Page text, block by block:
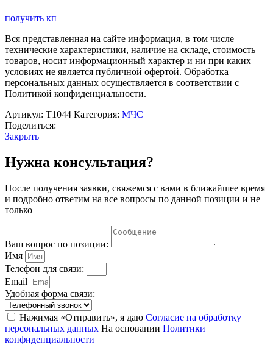
получить кп
Вся представленная на сайте информация, в том числе
технические характеристики, наличие на складе, стоимость
товаров, носит информационный характер и ни при каких
условиях не является публичной офертой. Обработка
персональных данных осуществляется в соответствии с
Политикой конфиденциальности.
Артикул: Т1044 Категория: МЧС
Поделиться:
Закрыть
Нужна консультация?
После получения заявки, свяжемся с вами в ближайшее время
и подробно ответим на все вопросы по данной позиции и не
только
Ваш вопрос по позиции:
Имя
Телефон для связи:
Email
Удобная форма связи:
Нажимая «Отправить», я даю Согласие на обработку
персональных данных На основании Политики
конфиденциальности